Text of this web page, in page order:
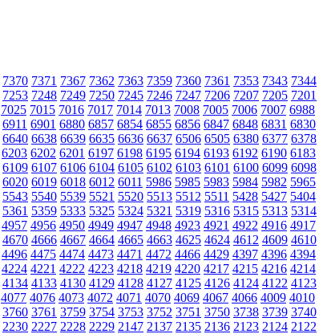
7370 7371 7367 7362 7363 7359 7360 7361 7353 7343 7344
7253 7248 7249 7250 7245 7246 7247 7206 7207 7205 7201
7025 7015 7016 7017 7014 7013 7008 7005 7006 7007 6988
6911 6901 6880 6857 6854 6855 6856 6847 6848 6831 6830
6640 6638 6639 6635 6636 6637 6506 6505 6380 6377 6378
6203 6202 6201 6197 6198 6195 6194 6193 6192 6190 6183
6109 6107 6106 6104 6105 6102 6103 6101 6100 6099 6098
6020 6019 6018 6012 6011 5986 5985 5983 5984 5982 5965
5543 5540 5539 5521 5520 5513 5512 5511 5428 5427 5404
5361 5359 5333 5325 5324 5321 5319 5316 5315 5313 5314
4957 4956 4950 4949 4947 4948 4923 4921 4922 4916 4917
4670 4666 4667 4664 4665 4663 4625 4624 4612 4609 4610
4496 4475 4474 4473 4471 4472 4466 4429 4397 4396 4394
4224 4221 4222 4223 4218 4219 4220 4217 4215 4216 4214
4134 4133 4130 4129 4128 4127 4125 4126 4124 4122 4123
4077 4076 4073 4072 4071 4070 4069 4067 4066 4009 4010
3760 3761 3759 3754 3753 3752 3751 3750 3738 3739 3740
2230 2227 2228 2229 2147 2137 2135 2136 2123 2124 2122